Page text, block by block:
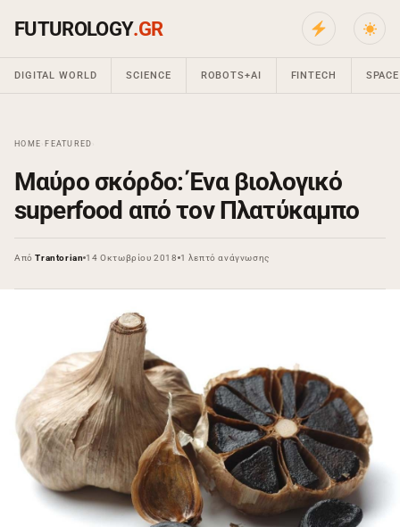
FUTUROLOGY.GR
DIGITAL WORLD SCIENCE ROBOTS+AI FINTECH SPACE
HOME FEATURED
Μαύρο σκόρδο: Ένα βιολογικό
superfood από τον Πλατύκαμπο
ΑπόTrantorian 14 Οκτωβρίου 2018 1 λεπτό ανάγνωσης